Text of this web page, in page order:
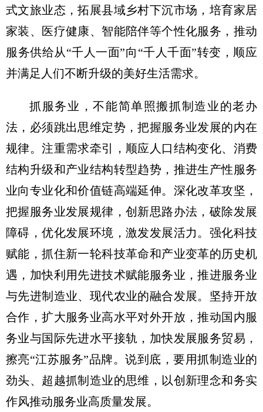
式文旅业态，拓展县域乡村下沉市场，培育家居
家装、医疗健康、智能陪伴等个性化服务，推动
服务供给从“千人一面”向“千人千面”转变，顺应
并满足人们不断升级的美好生活需求。
抓服务业，不能简单照搬抓制造业的老办
法，必须跳出思维定势，把握服务业发展的内在
规律。注重需求牵引，顺应人口结构变化、消费
结构升级和产业结构转型趋势，推进生产性服务
业向专业化和价值链高端延伸。深化改革攻坚，
把握服务业发展规律，创新思路办法，破除发展
障碍，优化发展环境，激发发展活力。强化科技
赋能，抓住新一轮科技革命和产业变革的历史机
遇，加快利用先进技术赋能服务业，推进服务业
与先进制造业、现代农业的融合发展。坚持开放
合作，扩大服务业高水平对外开放，推动国内服
务业与国际先进水平接轨，加快发展服务贸易，
擦亮“江苏服务”品牌。说到底，要用抓制造业的
劲头、超越抓制造业的思维，以创新理念和务实
作风推动服务业高质量发展。